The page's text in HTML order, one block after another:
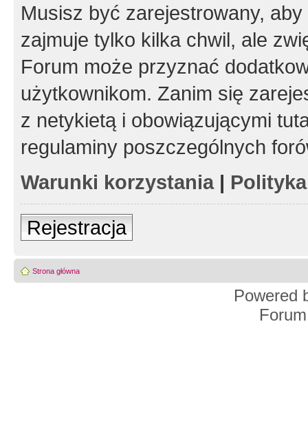
Musisz być zarejestrowany,
zajmuje tylko kilka chwil, ale
Forum może przyznać
użytkownikom. Zanim się
z netykietą i obowiązującymi
regulaminy poszczególnych
Warunki korzystania|
Rejestracja
Strona główna
Powered